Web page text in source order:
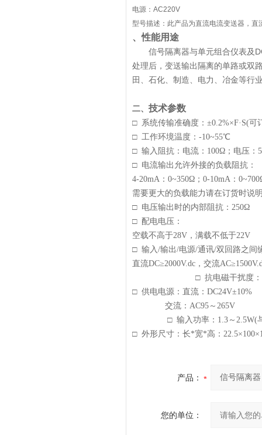
电源：AC220V
型号描述：此产品为直流电流变送器，
、性能用途
信号隔离器与单元组合仪表及
处理后，变送输出隔离的单路或双
田、石化、制造、电力、冶金等行
二、 技术参数
□ 系统传输准确度： ±0.2%×F· S(可
□ 工作环境温度： -10~55℃
□ 输入阻抗： 电流 ： 100Ω；电压：
□ 电流输出允许外接的负载阻抗：
4-20mA ： 0~350Ω； 0-10mA ： 0~700
需要更大的负载能力请在订货时说
□ 电压输出时的内部阻抗： 250Ω
□ 配电电压 ：
空载不高于28V ，满载不低于22V
□ 输入/输出/电源/通讯/双回路之间
直流DC≥2000V.dc ，交流AC≥
□ 抗电磁干扰度：
□ 供电电源： 直流： DC24V±10%
交流 ： AC95 ～ 265V
□ 输入功率： 1.3 ～ 2.5W(
□ 外形尺寸： 长*宽*高： 22.5×100×
产品：
您的单位：